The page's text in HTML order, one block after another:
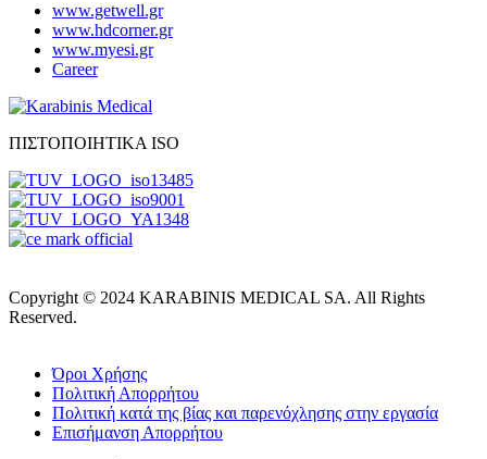
www.getwell.gr
www.hdcorner.gr
www.myesi.gr
Career
ΠΙΣΤΟΠΟΙΗΤΙΚΑ ISO
Copyright © 2024 KARABINIS MEDICAL SA. All Rights
Reserved.
Όροι Χρήσης
Πολιτική Απορρήτου
Πολιτική κατά της βίας και παρενόχλησης στην εργασία
Επισήμανση Απορρήτου